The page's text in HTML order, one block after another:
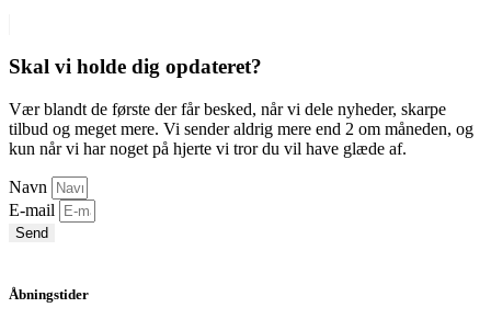
Skal vi holde dig opdateret?
Vær blandt de første der får besked, når vi dele nyheder, skarpe
tilbud og meget mere. Vi sender aldrig mere end 2 om måneden, og
kun når vi har noget på hjerte vi tror du vil have glæde af.
Navn
E-mail
Send
Åbningstider